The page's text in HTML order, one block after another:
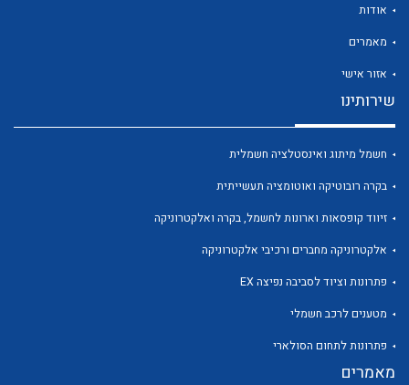
לכל מוצרי היצרן
אודות
מאמרים
אזור אישי
שירותינו
חשמל מיתוג ואינסטלציה חשמלית
בקרה רובוטיקה ואוטומציה תעשייתית
זיווד קופסאות וארונות לחשמל, בקרה ואלקטרוניקה
אלקטרוניקה מחברים ורכיבי אלקטרוניקה
פתרונות וציוד לסביבה נפיצה EX
מטענים לרכב חשמלי
פתרונות לתחום הסולארי
מאמרים